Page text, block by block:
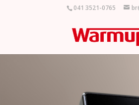
041 3521-0765